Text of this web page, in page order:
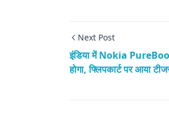
Next Post
इंडिया में Nokia
होगा, फ्लिपकार्ट पर आया